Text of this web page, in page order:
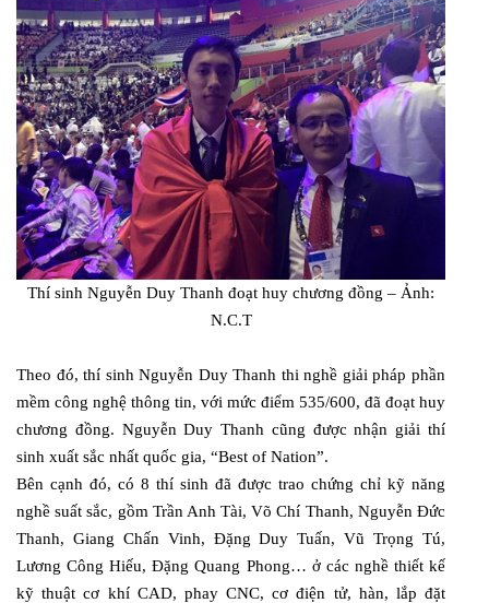
Thí sinh Nguyễn Duy Thanh đoạt huy chương đồng – Ảnh:
N.C.T
Theo đó, thí sinh Nguyễn Duy Thanh thi nghề giải pháp phần
mềm công nghệ thông tin, với mức điểm 535/600, đã đoạt huy
chương đồng. Nguyễn Duy Thanh cũng được nhận giải thí
sinh xuất sắc nhất quốc gia, “Best of Nation”.
Bên cạnh đó, có 8 thí sinh đã được trao chứng chỉ kỹ năng
nghề suất sắc, gồm Trần Anh Tài, Võ Chí Thanh, Nguyễn Đức
Thanh, Giang Chấn Vinh, Đặng Duy Tuấn, Vũ Trọng Tú,
Lương Công Hiếu, Đặng Quang Phong… ở các nghề thiết kế
kỹ thuật cơ khí CAD, phay CNC, cơ điện tử, hàn, lắp đặt